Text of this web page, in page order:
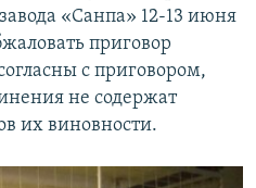
«Санпа» 12-13 июня
приговор
с приговором,
не содержат
их виновности.